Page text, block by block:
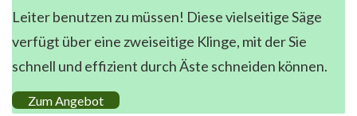
Leiter benutzen zu müssen! Diese vielseitige Säge
verfügt über eine zweiseitige Klinge, mit der Sie
schnell und effizient durch Äste schneiden können.
Zum Angebot